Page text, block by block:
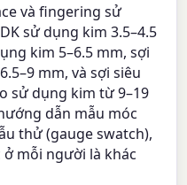
và fingering sử
sử dụng kim 3.5–4.5
kim 5–6.5 mm, sợi
mm, và sợi siêu
sử dụng kim từ 9–19
dẫn mẫu móc
thử (gauge swatch),
mỗi người là khác